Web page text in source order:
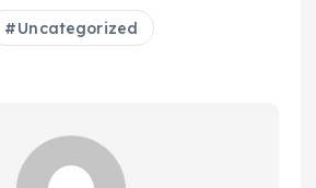
Uncategorized